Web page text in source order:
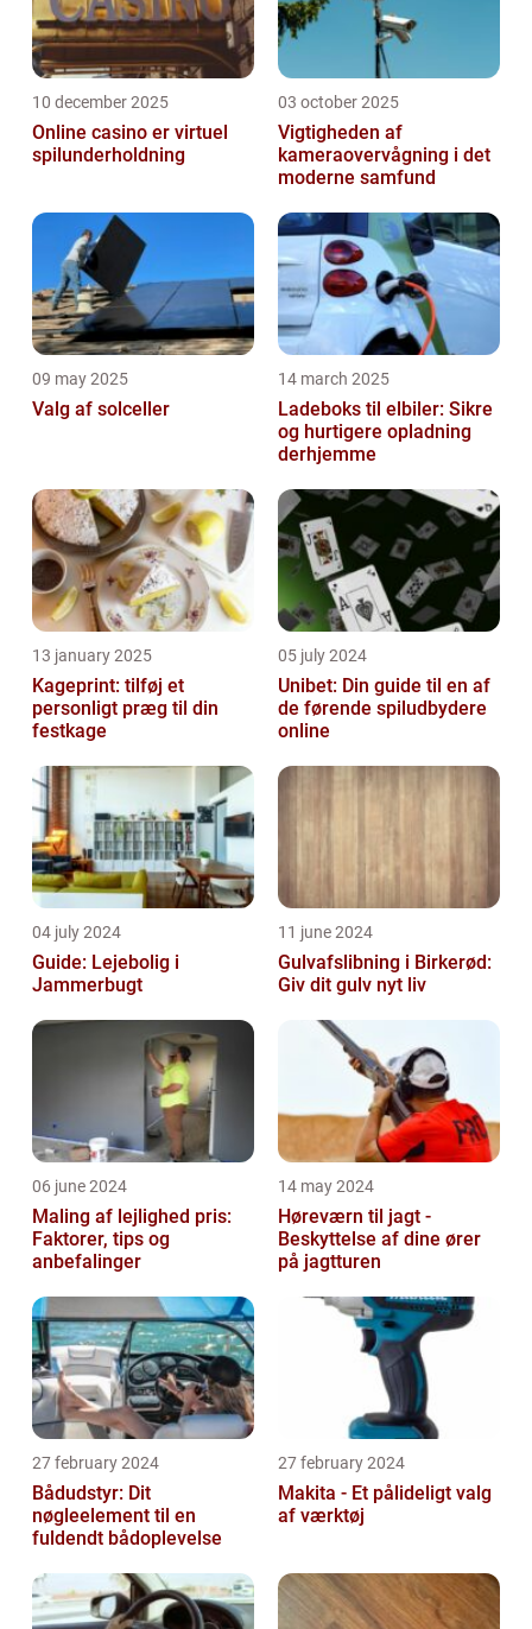
10 december 2025
Online casino er virtuel
spilunderholdning
03 october 2025
Vigtigheden af
kameraovervågning i det
moderne samfund
09 may 2025
Valg af solceller
14 march 2025
Ladeboks til elbiler: Sikre
og hurtigere opladning
derhjemme
13 january 2025
Kageprint: tilføj et
personligt præg til din
festkage
05 july 2024
Unibet: Din guide til en af
de førende spiludbydere
online
04 july 2024
Guide: Lejebolig i
Jammerbugt
11 june 2024
Gulvafslibning i Birkerød:
Giv dit gulv nyt liv
06 june 2024
Maling af lejlighed pris:
Faktorer, tips og
anbefalinger
14 may 2024
Høreværn til jagt -
Beskyttelse af dine ører
på jagtturen
27 february 2024
Bådudstyr: Dit
nøgleelement til en
fuldendt bådoplevelse
27 february 2024
Makita - Et pålideligt valg
af værktøj